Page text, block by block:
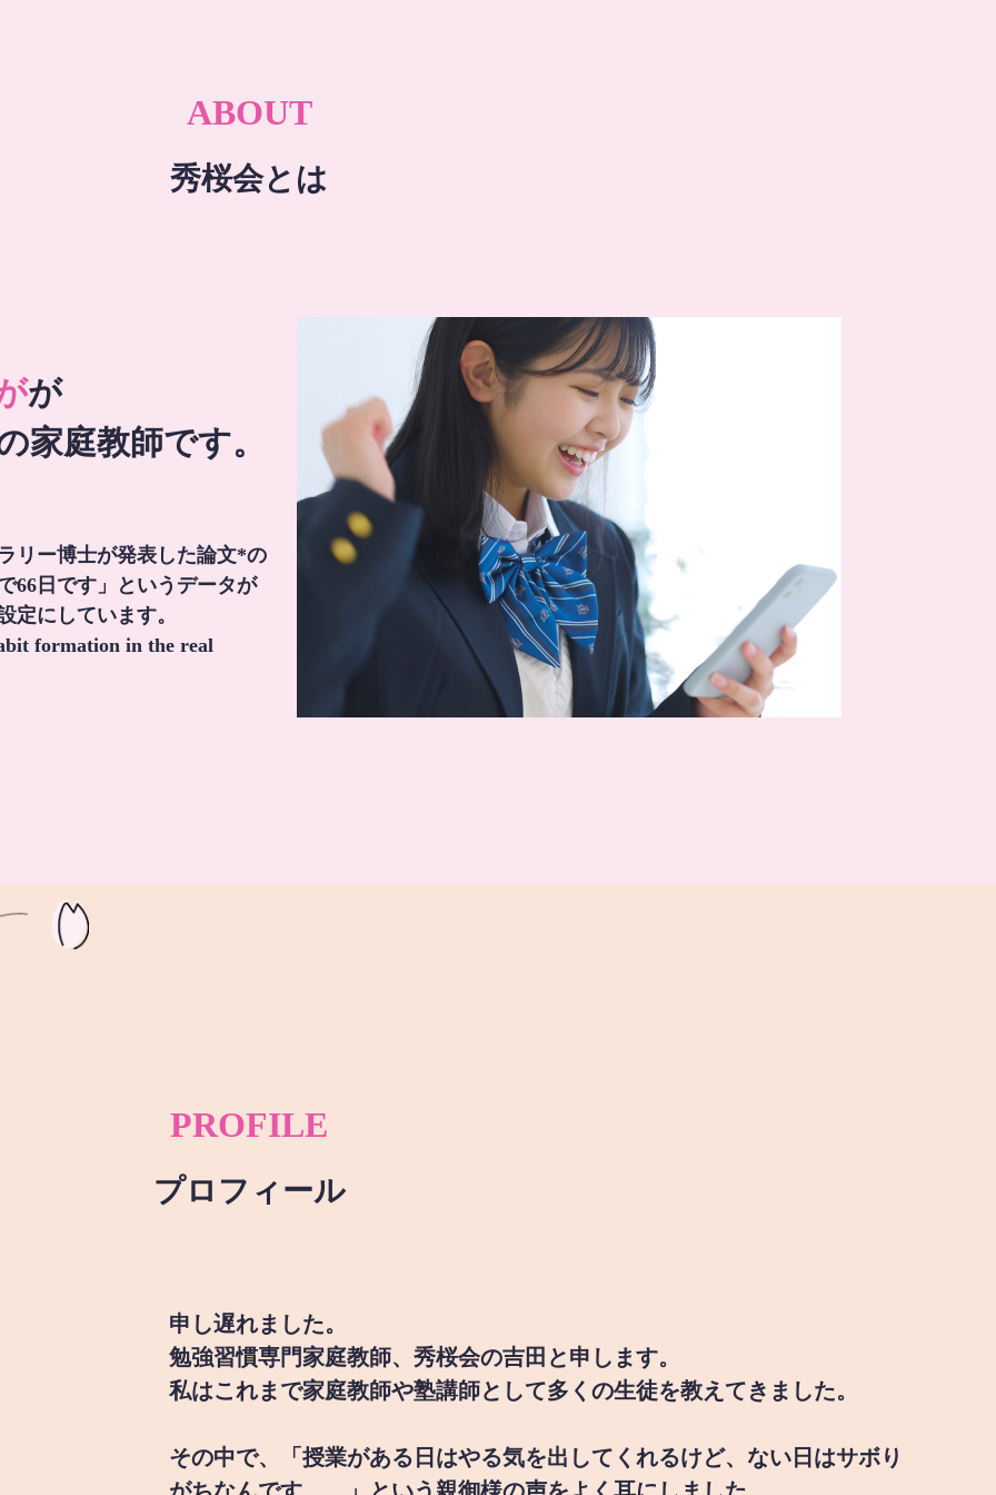
ABOUT
秀桜会とは
が
家庭教師です。
リー博士が発表した論文*の
66日です」というデータが
定にしています。
formation in the real
PROFILE
プロフィール
申し遅れました。
勉強習慣専門家庭教師、秀桜会の吉田と申します。
私はこれまで家庭教師や塾講師として多くの生徒を教えてきました。
その中で、「授業がある日はやる気を出してくれるけど、ない日はサボり